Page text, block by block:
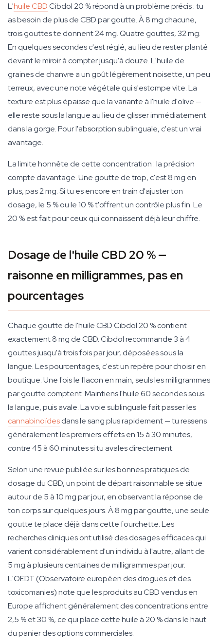
L'huile CBDCibdol 20 % répond à un problème précis : tu
as besoin de plus de CBD par goutte. À 8 mg chacune,
trois gouttes te donnent 24 mg. Quatre gouttes, 32 mg.
En quelques secondes c'est réglé, au lieu de rester planté
devant le miroir à compter jusqu'à douze. L'huile de
graines de chanvre a un goût légèrement noisette, un peu
terreux, avec une note végétale qui s'estompe vite. La
texture est plus épaisse que la variante à l'huile d'olive —
elle reste sous la langue au lieu de glisser immédiatement
dans la gorge. Pour l'absorption sublinguale, c'est un vrai
avantage.
La limite honnête de cette concentration : la précision
compte davantage. Une goutte de trop, c'est 8 mg en
plus, pas 2 mg. Si tu es encore en train d'ajuster ton
dosage, le 5 % ou le 10 % t'offrent un contrôle plus fin. Le
20 % est fait pour ceux qui connaissent déjà leur chiffre.
Dosage de l'huile CBD 20 % —
raisonne en milligrammes, pas en
pourcentages
Chaque goutte de l'huile CBD Cibdol 20 % contient
exactement 8 mg de CBD. Cibdol recommande 3 à 4
gouttes jusqu'à trois fois par jour, déposées sous la
langue. Les pourcentages, c'est un repère pour choisir en
boutique. Une fois le flacon en main, seuls les milligrammes
par goutte comptent. Maintiens l'huile 60 secondes sous
la langue, puis avale. La voie sublinguale fait passer les
cannabinoïdesdans le sang plus rapidement — tu ressens
généralement les premiers effets en 15 à 30 minutes,
contre 45 à 60 minutes si tu avales directement.
Selon une revue publiée sur les bonnes pratiques de
dosage du CBD, un point de départ raisonnable se situe
autour de 5 à 10 mg par jour, en observant la réponse de
ton corps sur quelques jours. À 8 mg par goutte, une seule
goutte te place déjà dans cette fourchette. Les
recherches cliniques ont utilisé des dosages efficaces qui
varient considérablement d'un individu à l'autre, allant de
5 mg à plusieurs centaines de milligrammes par jour.
L'OEDT (Observatoire européen des drogues et des
toxicomanies) note que les produits au CBD vendus en
Europe affichent généralement des concentrations entre
2,5 % et 30 %, ce qui place cette huile à 20 % dans le haut
du panier des options commerciales.